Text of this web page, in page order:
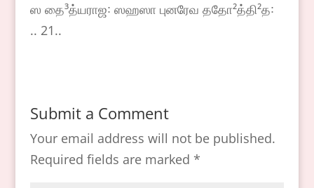
ஸ தை³த்யராஜ꞉ ஸஹஸா புனரேவ ததோ²த்தி²த꞉
.. 21..
Submit a Comment
Your email address will not be published.
Required fields are marked *